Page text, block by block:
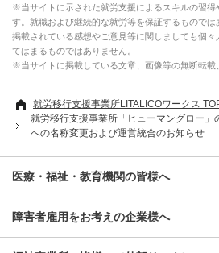
※当サイトに示された就労支援によるスキルの習得
す。就職および継続的な就労等を保証するものでは
掲載されている感想やご意見等に関しましても個
てはまるものではありません。
※当サイトに掲載している文章、画像等の無断転載
就労移行支援事業所LITALICOワークス
就労移行支援事業所「ヒューマングロー」
への名称変更および運営統合のお知らせ
医療・福祉・教育機関の皆様へ
障害者雇用をお考えの企業様へ